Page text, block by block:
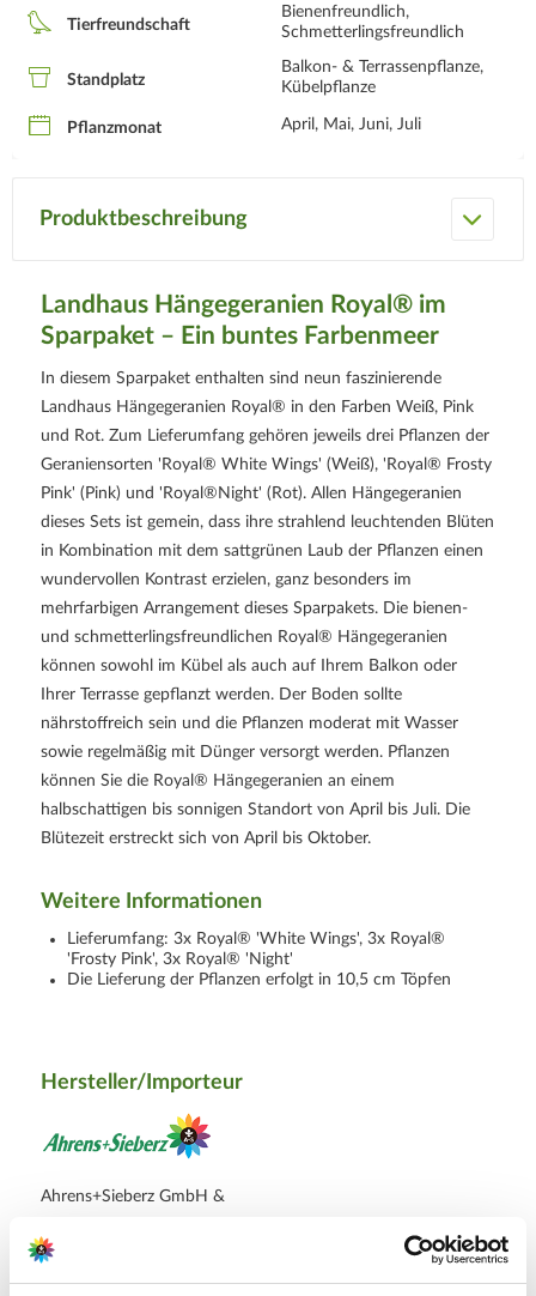
Tierfreundschaft
Bienenfreundlich,
Schmetterlingsfreundlich
Standplatz
Balkon- & Terrassenpflanze,
Kübelpflanze
Pflanzmonat April, Mai, Juni, Juli
Produktbeschreibung
Landhaus Hängegeranien Royal® im
Sparpaket – Ein buntes Farbenmeer
In diesem Sparpaket enthalten sind neun faszinierende
Landhaus Hängegeranien Royal® in den Farben Weiß, Pink
und Rot. Zum Lieferumfang gehören jeweils drei Pflanzen der
Geraniensorten 'Royal® White Wings' (Weiß), 'Royal® Frosty
Pink' (Pink) und 'Royal®Night' (Rot). Allen Hängegeranien
dieses Sets ist gemein, dass ihre strahlend leuchtenden Blüten
in Kombination mit dem sattgrünen Laub der Pflanzen einen
wundervollen Kontrast erzielen, ganz besonders im
mehrfarbigen Arrangement dieses Sparpakets. Die bienen-
und schmetterlingsfreundlichen Royal® Hängegeranien
können sowohl im Kübel als auch auf Ihrem Balkon oder
Ihrer Terrasse gepflanzt werden. Der Boden sollte
nährstoffreich sein und die Pflanzen moderat mit Wasser
sowie regelmäßig mit Dünger versorgt werden. Pflanzen
können Sie die Royal® Hängegeranien an einem
halbschattigen bis sonnigen Standort von April bis Juli. Die
Blütezeit erstreckt sich von April bis Oktober.
Weitere Informationen
Lieferumfang: 3x Royal® 'White Wings', 3x Royal®
'Frosty Pink', 3x Royal® 'Night'
Die Lieferung der Pflanzen erfolgt in 10,5 cm Töpfen
Hersteller/Importeur
Ahrens+Sieberz GmbH &
Hauptstr. 440
53721 Siegburg